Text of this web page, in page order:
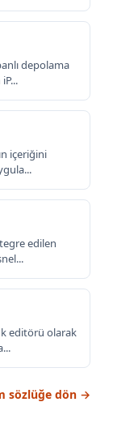
depolama
içeriğini
edilen
editörü olarak
sözlüğe dön →